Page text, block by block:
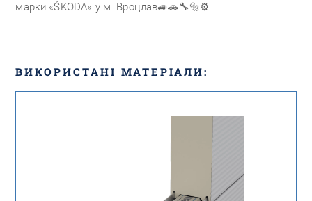
марки «ŠKODA» у м. Вроцлав🚙🚗🔧🔩⚙️
ВИКОРИСТАНІ МАТЕРІАЛИ: